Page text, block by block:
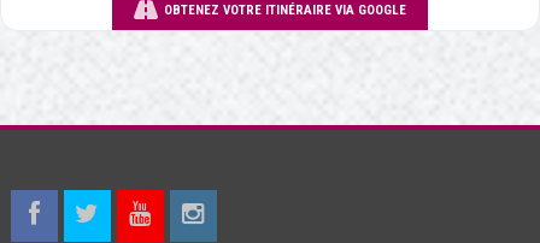
OBTENEZ VOTRE ITINÉRAIRE VIA GOOGLE